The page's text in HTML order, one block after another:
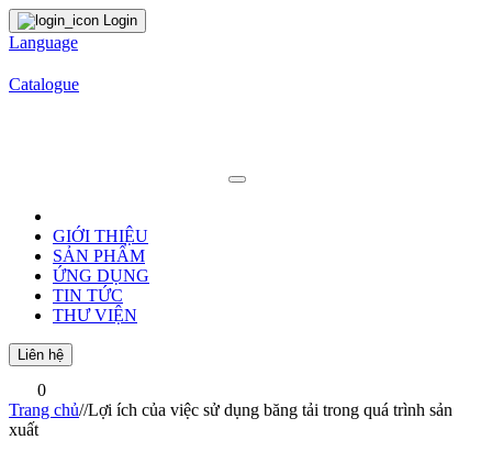
Login
Language
Catalogue
GIỚI THIỆU
SẢN PHẨM
ỨNG DỤNG
TIN TỨC
THƯ VIỆN
Liên hệ
0
Trang chủ//Lợi ích của việc sử dụng băng tải trong quá trình sản
xuất